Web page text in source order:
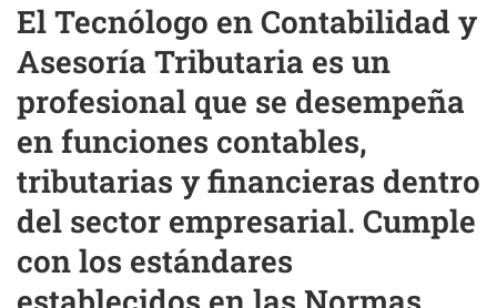
El Tecnólogo en Contabilidad y
Asesoría Tributaria es un
profesional que se desempeña
en funciones contables,
tributarias y financieras dentro
del sector empresarial. Cumple
con los estándares